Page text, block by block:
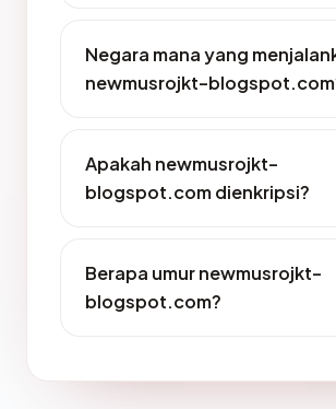
Negara mana yang
newmusrojkt-
Apakah newmusrojkt-
blogspot.com dienkripsi?
Berapa umur newmusrojkt-
blogspot.com?